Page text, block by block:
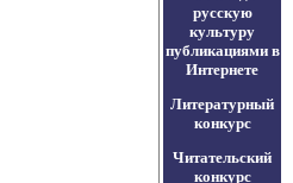
русскую
культуру
публикациями в
Интернете
Литературный
конкурс
Читательский
конкурс